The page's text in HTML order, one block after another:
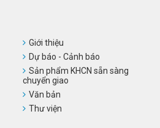
Giới thiệu
Dự báo - Cảnh báo
Sản phẩm KHCN sẵn sàng
chuyển giao
Văn bản
Thư viện